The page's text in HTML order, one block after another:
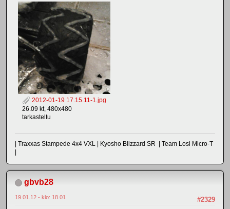
2012-01-19 17.15.11-1.jpg
26.09 kt, 480x480
tarkasteltu
| Traxxas Stampede 4x4 VXL | Kyosho Blizzard SR | Team Losi Micro-T
|
gbvb28
#2329
19.01.12 - klo: 18.01